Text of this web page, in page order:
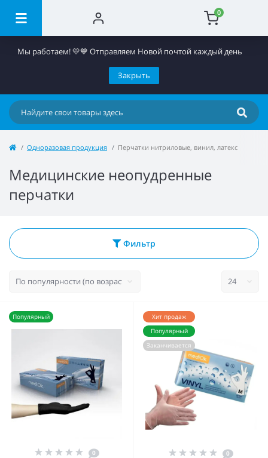
0
Мы работаем! 💛💙 Отправляем Новой почтой каждый день
Закрыть
Одноразовая продукция Перчатки нитриловые, винил, латекс
Медицинские неопудренные
перчатки
Фильтр
Популярный
0
Хит продаж
Популярный
Заканчивается
0